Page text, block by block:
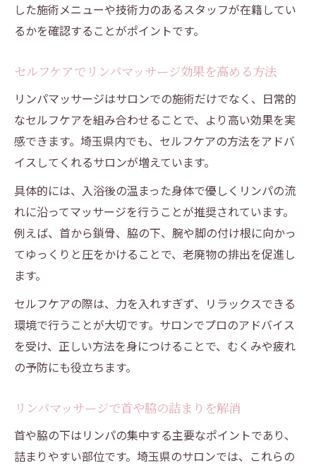
した施術メニューや技術力のあるスタッフが在籍してい
るかを確認することがポイントです。
セルフケアでリンパマッサージ効果を高める方法
リンパマッサージはサロンでの施術だけでなく、日常的
なセルフケアを組み合わせることで、より高い効果を実
感できます。埼玉県内でも、セルフケアの方法をアドバ
イスしてくれるサロンが増えています。
具体的には、入浴後の温まった身体で優しくリンパの流
れに沿ってマッサージを行うことが推奨されています。
例えば、首から鎖骨、脇の下、腕や脚の付け根に向かっ
てゆっくりと圧をかけることで、老廃物の排出を促進し
ます。
セルフケアの際は、力を入れすぎず、リラックスできる
環境で行うことが大切です。サロンでプロのアドバイス
を受け、正しい方法を身につけることで、むくみや疲れ
の予防にも役立ちます。
リンパマッサージで首や脇の詰まりを解消
首や脇の下はリンパの集中する主要なポイントであり、
詰まりやすい部位です。埼玉県のサロンでは、これらの